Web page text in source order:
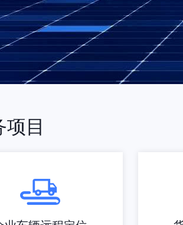
项目